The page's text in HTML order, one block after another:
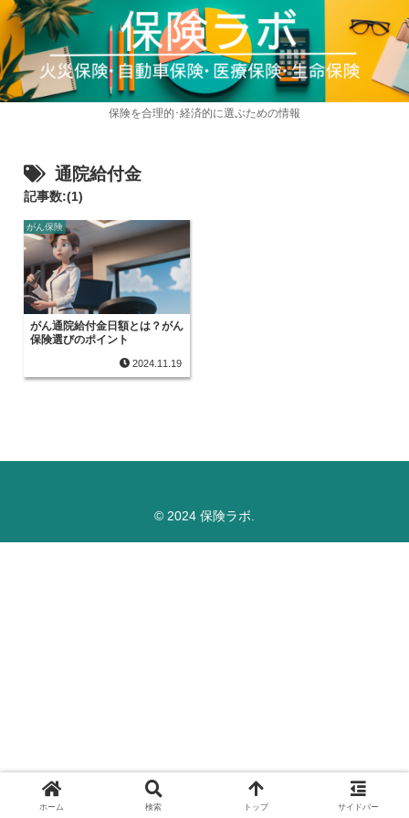
保険を合理的･経済的に選ぶための情報
通院給付金
記事数:(1)
がん保険
がん通院給付金日額とは？がん
保険選びのポイント
2024.11.19
© 2024 保険ラボ.
ホーム 検索 トップ サイドバー